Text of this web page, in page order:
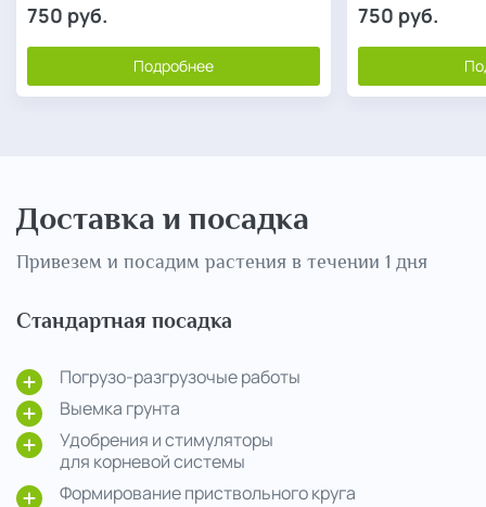
750 руб.
Подробнее
750 руб.
Доставка и посадка
Привезем и посадим растения в течении 1 дня
Стандартная посадка
Погрузо-разгрузочые работы
Выемка грунта
Удобрения и стимуляторы
для корневой системы
Формирование приствольного круга